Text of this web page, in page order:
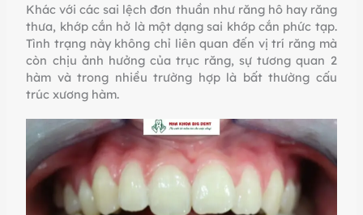
Khác với các sai lệch đơn thuần như răng hô hay răng
thưa, khớp cắn hở là một dạng sai khớp cắn phức tạp.
Tình trạng này không chỉ liên quan đến vị trí răng mà
còn chịu ảnh hưởng của trục răng, sự tương quan 2
hàm và trong nhiều trường hợp là bất thường cấu
trúc xương hàm.